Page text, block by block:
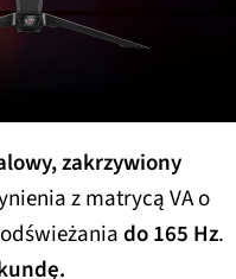
zakrzywiony
z matrycą VA o
do 165 Hz.